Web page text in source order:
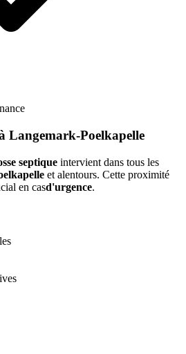
Langemark-Poelkapelle
septique intervient dans tous les
et alentours. Cette proximité
en casd'urgence.